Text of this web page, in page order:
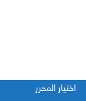
اختيار المحرر